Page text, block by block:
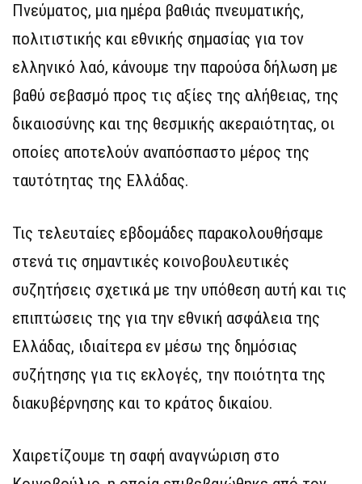
Πνεύματος, μια ημέρα βαθιάς πνευματικής,
πολιτιστικής και εθνικής σημασίας για τον
ελληνικό λαό, κάνουμε την παρούσα δήλωση με
βαθύ σεβασμό προς τις αξίες της αλήθειας, της
δικαιοσύνης και της θεσμικής ακεραιότητας, οι
οποίες αποτελούν αναπόσπαστο μέρος της
ταυτότητας της Ελλάδας.
Τις τελευταίες εβδομάδες παρακολουθήσαμε
στενά τις σημαντικές κοινοβουλευτικές
συζητήσεις σχετικά με την υπόθεση αυτή και τις
επιπτώσεις της για την εθνική ασφάλεια της
Ελλάδας, ιδιαίτερα εν μέσω της δημόσιας
συζήτησης για τις εκλογές, την ποιότητα της
διακυβέρνησης και το κράτος δικαίου.
Χαιρετίζουμε τη σαφή αναγνώριση στο